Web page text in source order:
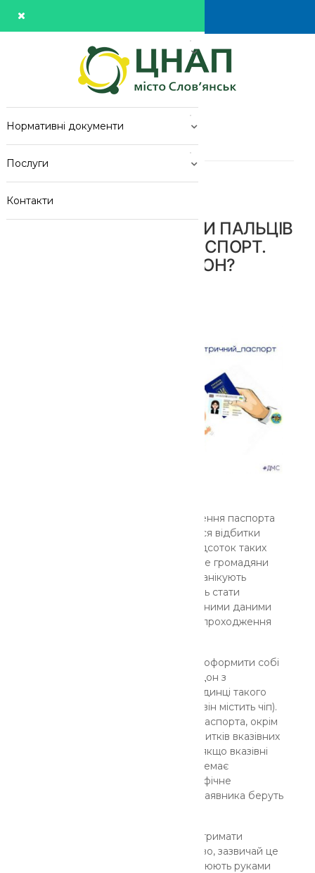
НЕ ЗНЯЛИСЯ ВІДБИТКИ ПАЛЬЦІВ НА ...
НЕ ЗНЯЛИСЯ ВІДБИТКИ ПАЛЬЦІВ
НА ЗАКОРДОННИЙ ПАСПОРТ.
ЧИ ПУСТЯТЬ ЗА КОРДОН?
Що робити, якщо під час оформлення паспорта
для виїзду за кордон не знімаються відбитки
пальців? Одразу зазначимо, що відсоток таких
випадків достатньо невеликий, але громадяни
які до нього потрапляють, часто панікують
вважаючи, що втратили можливість стати
власниками паспорта з біометричними даними
та будуть мати проблеми під час проходження
З кінця 2016 року українці можуть оформити собі
лише паспорта для виїзду за кордон з
біометричними даними (на обкладинці такого
документа є позначка про те, що він містить чіп).
Під час процедури оформлення паспорта, окрім
іншого, передбачено і зняття відбитків вказівних
пальців рук особи. Що ж робити, якщо вказівні
пальці пошкоджені, відсутні або немає
можливості отримати їх якісне графічне
зображення? В цьому випадку у заявника беруть
Але трапляються випадки, коли отримати
відбитки пальців взагалі неможливо, зазвичай це
зустрічається у громадян, які працюють руками
Нормативні документи
Послуги
Контакти